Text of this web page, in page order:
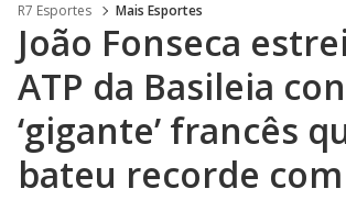
R7 Esportes Mais Esportes
João Fonseca
ATP da Basileia
‘gigante’ francês
bateu recorde